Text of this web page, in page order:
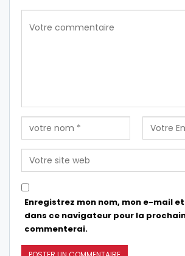
Enregistrez mon nom, mon e-mail
dans ce navigateur pour la
commenterai.